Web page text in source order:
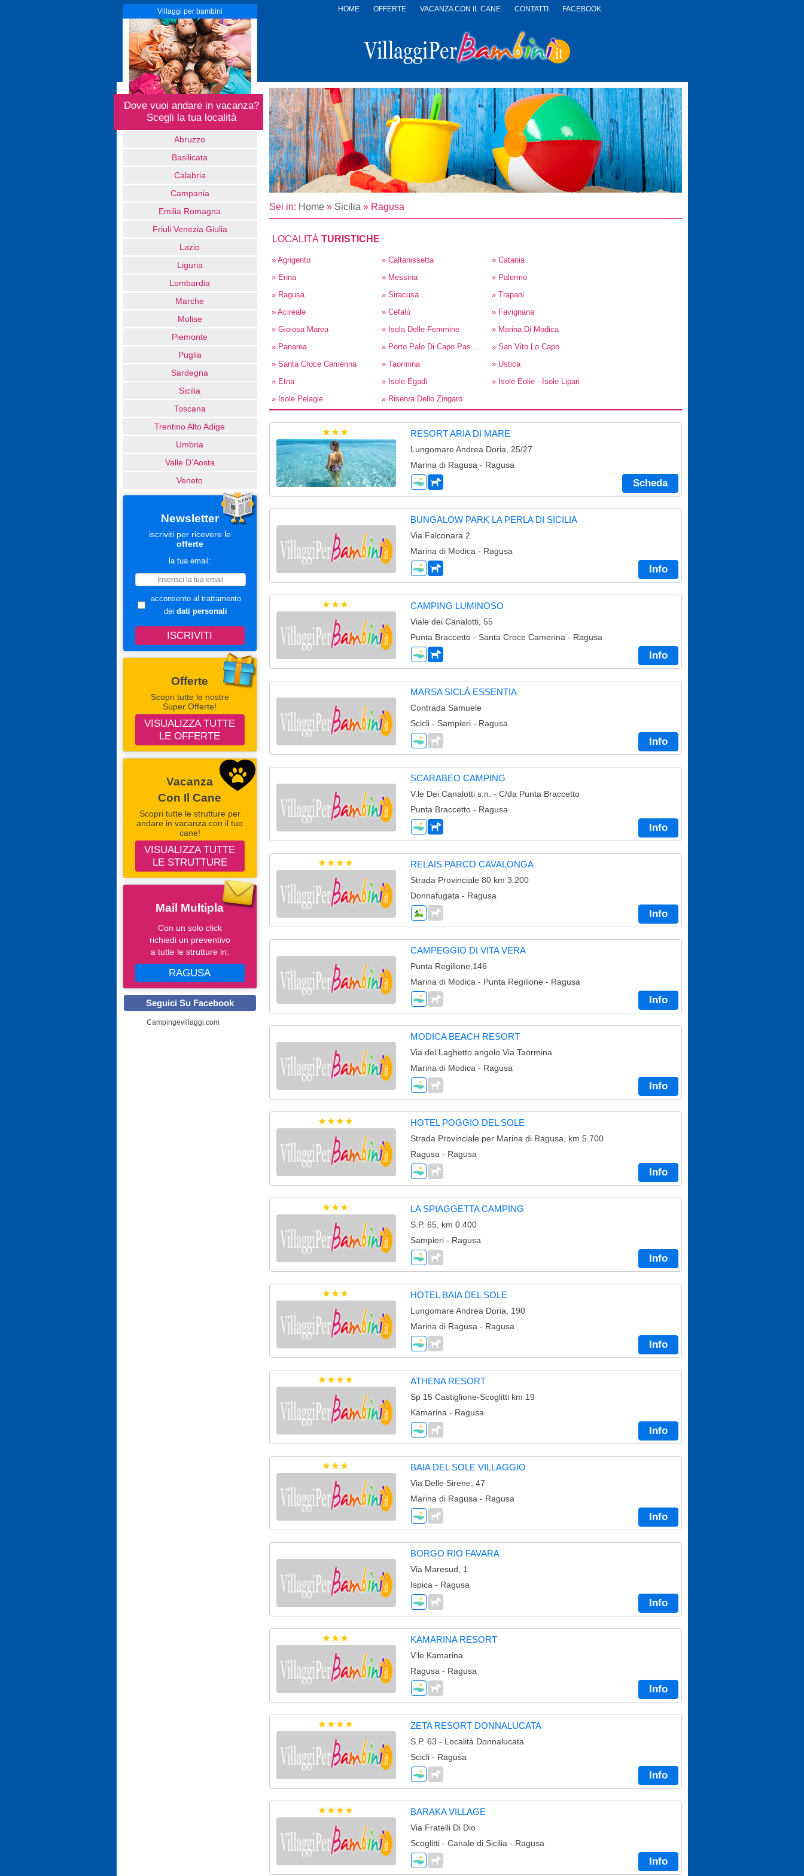
HOME OFFERTE VACANZA CON IL CANE CONTATTI
FACEBOOK
PER
BAMBINI
Villaggi per bambini
Dove vuoi andare in vacanza?
Scegli la tua località
Abruzzo
Basilicata
Calabria
Campania
Emilia Romagna
Friuli Venezia Giulia
Lazio
Liguria
Lombardia
Marche
Molise
Piemonte
Puglia
Sardegna
Sicilia
Toscana
Trentino Alto Adige
Umbria
Valle D'Aosta
Veneto
Newsletter
iscriviti per ricevere le
offerte
la tua email:
acconsento al trattamento
dei dati personali
Offerte
Scopri tutte le nostre
Super Offerte!
VISUALIZZA TUTTE
LE OFFERTE
Vacanza
Con Il Cane
Scopri tutte le strutture per
andare in vacanza con il tuo
cane!
VISUALIZZA TUTTE
LE STRUTTURE
Mail Multipla
Con un solo click
richiedi un preventivo
a tutte le strutture in:
RAGUSA
Seguici Su Facebook
Campingevillaggi.com
Sei in: Home» Sicilia » Ragusa
LOCALITÀ TURISTICHE
» Agrigento » Caltanissetta
» Catania
» Enna
» Messina
» Palermo
» Ragusa
» Siracusa
» Trapani
» Acireale
» Cefalù
» Favignana
» Gioiosa Marea
» Isola Delle Femmine
» Marina Di Modica
» Panarea
» Porto Palo Di Capo Passero
» San Vito Lo Capo
» Santa Croce Camerina
» Taormina
» Ustica
» Etna
» Isole Egadi
» Isole Eolie - Isole Lipari
» Isole Pelagie
» Riserva Dello Zingaro
RESORT ARIA DI MARE
Lungomare Andrea Doria, 25/27
Marina di Ragusa - Ragusa
Scheda
BUNGALOW PARK LA PERLA DI SICILIA
Via Falconara 2
Marina di Modica - Ragusa
Info
CAMPING LUMINOSO
Viale dei Canalotti, 55
Punta Braccetto - Santa Croce Camerina - Ragusa
Info
MARSA SICLÀ ESSENTIA
Contrada Samuele
Scicli - Sampieri - Ragusa
Info
SCARABEO CAMPING
V.le Dei Canalotti s.n. - C/da Punta Braccetto
Punta Braccetto - Ragusa
Info
RELAIS PARCO CAVALONGA
Strada Provinciale 80 km 3.200
Donnafugata - Ragusa
Info
CAMPEGGIO DI VITA VERA
Punta Regilione,146
Marina di Modica - Punta Regilione - Ragusa
Info
MODICA BEACH RESORT
Via del Laghetto angolo Via Taormina
Marina di Modica - Ragusa
Info
HOTEL POGGIO DEL SOLE
Strada Provinciale per Marina di Ragusa, km 5.700
Ragusa - Ragusa
Info
LA SPIAGGETTA CAMPING
S.P. 65, km 0.400
Sampieri - Ragusa
Info
HOTEL BAIA DEL SOLE
Lungomare Andrea Doria, 190
Marina di Ragusa - Ragusa
Info
ATHENA RESORT
Sp 15 Castiglione-Scoglitti km 19
Kamarina - Ragusa
Info
BAIA DEL SOLE VILLAGGIO
Via Delle Sirene, 47
Marina di Ragusa - Ragusa
Info
BORGO RIO FAVARA
Via Maresud, 1
Ispica - Ragusa
Info
KAMARINA RESORT
V.le Kamarina
Ragusa - Ragusa
Info
ZETA RESORT DONNALUCATA
S.P. 63 - Località Donnalucata
Scicli - Ragusa
Info
BARAKA VILLAGE
Via Fratelli Di Dio
Scoglitti - Canale di Sicilia - Ragusa
Info